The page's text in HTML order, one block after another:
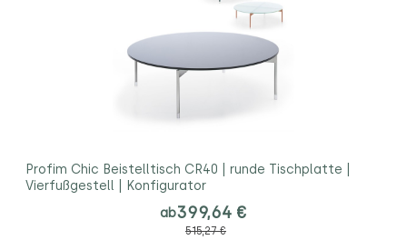
Profim Chic Beistelltisch CR40 | runde Tischplatte |
Vierfußgestell | Konfigurator
ab399,64 €
515,27 €